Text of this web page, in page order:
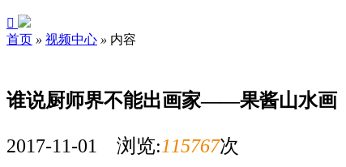

首页 » 视频中心 » 内容
谁说厨师界不能出画家——果酱山水画
2017-11-01 浏览:115767次